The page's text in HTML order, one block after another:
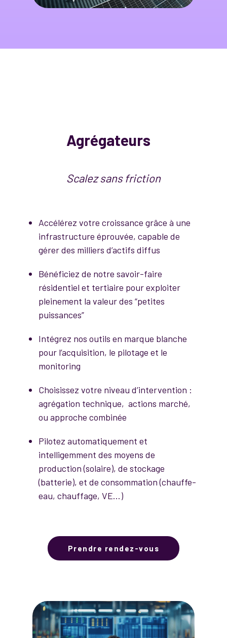
Agrégateurs
Scalez sans friction
Accélérez votre croissance grâce à une
infrastructure éprouvée, capable de
gérer des milliers d’actifs diffus
Bénéficiez de notre savoir-faire
résidentiel et tertiaire pour exploiter
pleinement la valeur des “petites
puissances”
Intégrez nos outils en marque blanche
pour l’acquisition, le pilotage et le
monitoring
Choisissez votre niveau d’intervention :
agrégation technique, actions marché,
ou approche combinée
Pilotez automatiquement et
intelligemment des moyens de
production (solaire), de stockage
(batterie), et de consommation (chauffe-
eau, chauffage, VE…)
Prendre rendez-vous